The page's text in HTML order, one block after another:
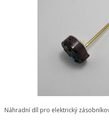
Náhradní díl pro elektrický